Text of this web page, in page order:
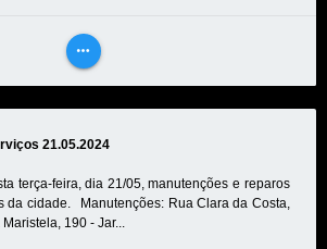
more_horiz
VEJA
21.05.2024
terça-feira, dia 21/05, manutenções e reparos
da cidade. Manutenções: Rua Clara da Costa,
190 - Jar...